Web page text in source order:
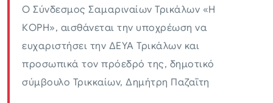
Ο Σύνδεσμος Σαμαριναίων Τρικάλων «Η
ΚΟΡΗ», αισθάνεται την υποχρέωση να
ευχαριστήσει την ΔΕΥΑ Τρικάλων και
προσωπικά τον πρόεδρό της, δημοτικό
σύμβουλο Τρικκαίων, Δημήτρη Παζαΐτη